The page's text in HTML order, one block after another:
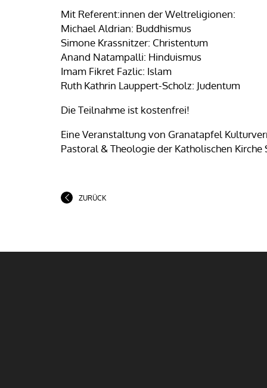
Mit Referent:innen der Weltreligionen:
Michael Aldrian: Buddhismus
Simone Krassnitzer: Christentum
Anand Natampalli: Hinduismus
Imam Fikret Fazlic: Islam
Ruth Kathrin Lauppert-Scholz: Judentum
Die Teilnahme ist kostenfrei!
Eine Veranstaltung von Granatapfel
Pastoral & Theologie der Katholischen
ZURÜCK